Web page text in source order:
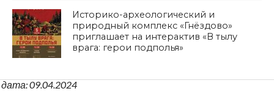
Историко-археологический и
природный комплекс «Гнёздово»
приглашает на интерактив «В тылу
врага: герои подполья»
дата: 09.04.2024